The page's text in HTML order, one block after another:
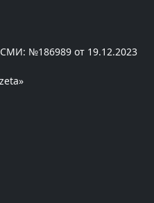
СМИ: №186989 от 19.12.2023